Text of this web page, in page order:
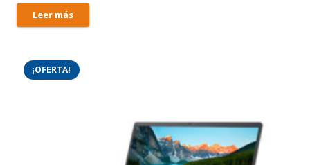
Leer más
¡OFERTA!